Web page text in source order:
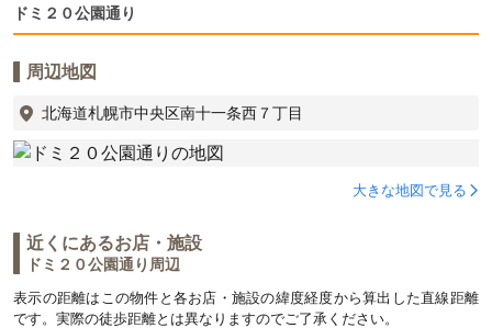
ドミ２０公園通り
周辺地図
北海道札幌市中央区南十一条西７丁目
大きな地図で見る
近くにあるお店・施設
ドミ２０公園通り周辺
表示の距離はこの物件と各お店・施設の緯度経度から算出した直線距離
です。実際の徒歩距離とは異なりますのでご了承ください。